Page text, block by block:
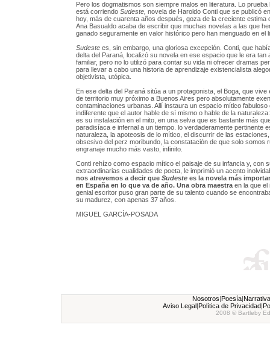
Pero los dogmatismos son siempre malos en literatura. Lo prueba
está corriendo Sudeste, novela de Haroldo Conti que se publicó
hoy, más de cuarenta años después, goza de la creciente estima
Ana Basualdo acaba de escribir que muchas novelas a las que
ganado seguramente en valor histórico pero han menguado en el
Sudeste es, sin embargo, una gloriosa excepción. Conti, que
delta del Paraná, localizó su novela en ese espacio que le era tan
familiar, pero no lo utilizó para contar su vida ni ofrecer dramas
para llevar a cabo una historia de aprendizaje existencialista
objetivista, utópica.
En ese delta del Paraná sitúa a un protagonista, el Boga, que vive
de territorio muy próximo a Buenos Aires pero absolutamente
contaminaciones urbanas. Allí instaura un espacio mítico fabuloso
indiferente que el autor hable de sí mismo o hable de la
es su instalación en el mito, en una selva que es bastante más
paradisíaca e infernal a un tiempo. lo verdaderamente pertinente
naturaleza, la apoteosis de lo mítico, el discurrir de las
obsesivo del perz moribundo, la constatación de que solo somos
engranaje mucho más vasto, infinito.
Conti rehízo como espacio mítico el paisaje de su infancia y, con
extraordinarias cualidades de poeta, le imprimió un acento
nos atrevemos a decir que Sudestees la novela más
en España en lo que va de año. Una obra maestra en la que el
genial escritor puso gran parte de su talento cuando se
su madurez, con apenas 37 años.
MIGUEL GARCÍA-POSADA
Nosotros|Poesía|Narrativa
Aviso Legal|Política de Privacidad|
2008 © Bartleby